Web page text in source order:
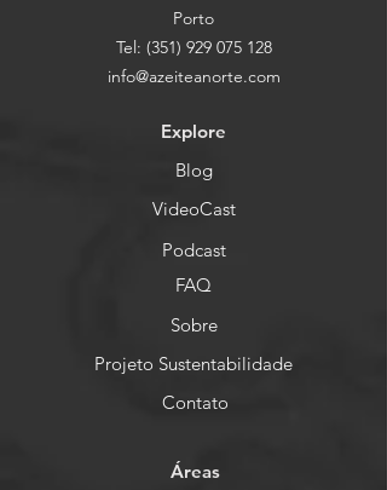
Porto
Tel: (351) 929 075 128
info@azeiteanorte.com
Explore
Blog
VideoCast
Podcast
FAQ
Sobre
Projeto Sustentabilidade
Contato
Áreas